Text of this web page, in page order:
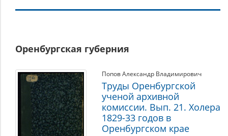
Оренбургская губерния
Попов Александр Владимирович
Труды Оренбургской
ученой архивной
комиссии. Вып. 21. Холера
1829-33 годов в
Оренбургском крае